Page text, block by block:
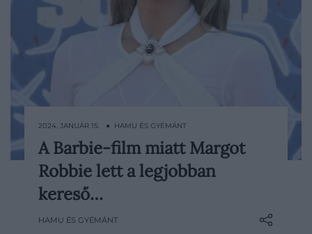
Margot Robbie 12,5 millió dollárt (4,9
milliárd forint) keresett a várva várt
Barbie-filmmel, ezzel ő lett a legjobban
2024. JANUÁR 15. ● HAMU ÉS GYÉMÁNT
A Barbie-film miatt Margot
Robbie lett a legjobban
kereső…
HAMU ÉS GYÉMÁNT